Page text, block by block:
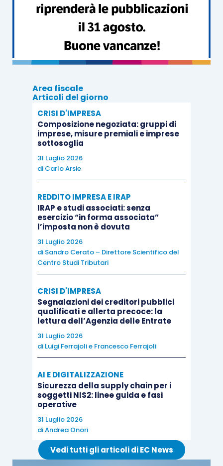
Area fiscale
Articoli del giorno
CRISI D'IMPRESA
Composizione negoziata: gruppi di
imprese, misure premiali e imprese
sottosoglia
31 Luglio 2026
di Carlo Arsie
REDDITO IMPRESA E IRAP
IRAP e studi associati: senza
esercizio “in forma associata”
l’imposta non è dovuta
31 Luglio 2026
di Sandro Cerato – Direttore Scientifico del
Centro Studi Tributari
CRISI D'IMPRESA
Segnalazioni dei creditori pubblici
qualificati e allerta precoce: la
lettura dell’Agenzia delle Entrate
31 Luglio 2026
di Luigi Ferrajolie Francesco Ferrajoli
AI E DIGITALIZZAZIONE
Sicurezza della supply chain per i
soggetti NIS2: linee guida e fasi
operative
31 Luglio 2026
diAndrea Onori
Vedi tutti gli articoli di EC News